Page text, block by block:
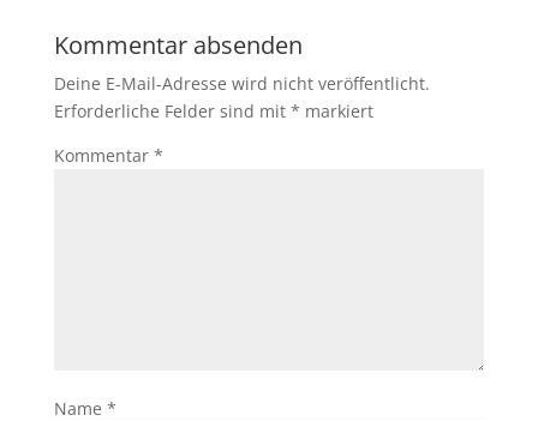
Kommentar absenden
Deine E-Mail-Adresse wird nicht veröffentlicht.
Erforderliche Felder sind mit * markiert
Kommentar *
Name *